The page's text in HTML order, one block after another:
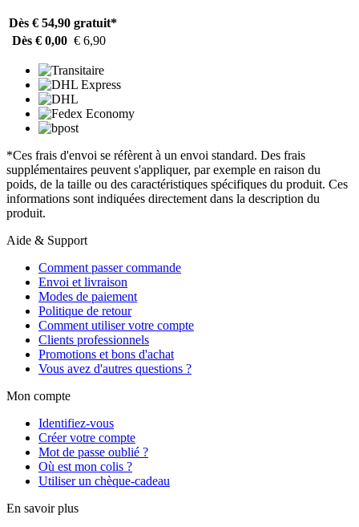
Dès € 54,90 gratuit*
Dès € 0,00 € 6,90
*Ces frais d'envoi se réfèrent à un envoi standard. Des frais
supplémentaires peuvent s'appliquer, par exemple en raison du
poids, de la taille ou des caractéristiques spécifiques du produit. Ces
informations sont indiquées directement dans la description du
produit.
Aide & Support
Comment passer commande
Envoi et livraison
Modes de paiement
Politique de retour
Comment utiliser votre compte
Clients professionnels
Promotions et bons d'achat
Vous avez d'autres questions ?
Mon compte
Identifiez-vous
Créer votre compte
Mot de passe oublié ?
Où est mon colis ?
Utiliser un chèque-cadeau
En savoir plus